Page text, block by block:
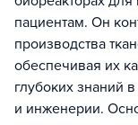
пациентам. Он
производства
обеспечивая их
глубоких знаний
и инженерии.